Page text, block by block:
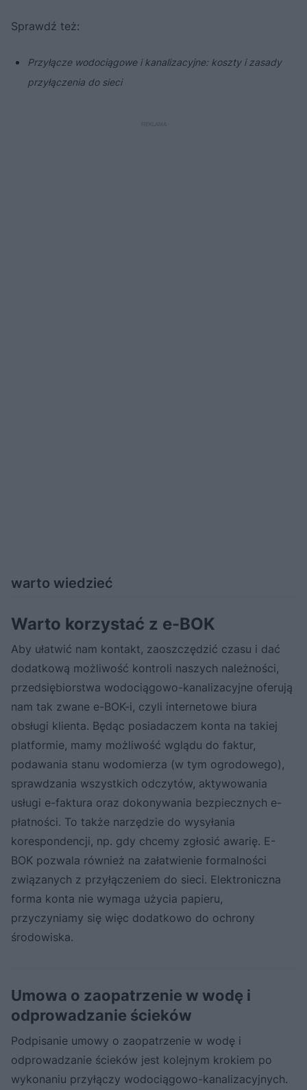
Sprawdź też:
Przyłącze wodociągowe i kanalizacyjne: koszty i zasady
przyłączenia do sieci
warto wiedzieć
Warto korzystać z e-BOK
Aby ułatwić nam kontakt, zaoszczędzić czasu i dać
dodatkową możliwość kontroli naszych należności,
przedsiębiorstwa wodociągowo-kanalizacyjne oferują
nam tak zwane e-BOK-i, czyli internetowe biura
obsługi klienta. Będąc posiadaczem konta na takiej
platformie, mamy możliwość wglądu do faktur,
podawania stanu wodomierza (w tym ogrodowego),
sprawdzania wszystkich odczytów, aktywowania
usługi e-faktura oraz dokonywania bezpiecznych e-
płatności. To także narzędzie do wysyłania
korespondencji, np. gdy chcemy zgłosić awarię. E-
BOK pozwala również na załatwienie formalności
związanych z przyłączeniem do sieci. Elektroniczna
forma konta nie wymaga użycia papieru,
przyczyniamy się więc dodatkowo do ochrony
środowiska.
Umowa o zaopatrzenie w wodę i
odprowadzanie ścieków
Podpisanie umowy o zaopatrzenie w wodę i
odprowadzanie ścieków jest kolejnym krokiem po
wykonaniu przyłączy wodociągowo-kanalizacyjnych.